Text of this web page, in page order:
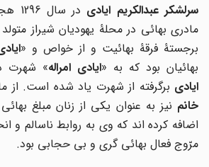
سرلشکر عبدالکریم ایادی
در سال
مادری بهائی در محلۀ یهودیان شیراز
برجستۀ فرقۀ بهائیت و از خواص و « ایادی
بهائیان بود که به « ایادی امراله» شهرت
ایادیبرگرفته از شهرت یاد شده است. از
خانمنیز به عنوان یکی از زنان مبلغ بهائی
اضافه کرده اند که وی به روابط ناسالم و
مرّوج فعال بهائی گری و بی حجابی بود.